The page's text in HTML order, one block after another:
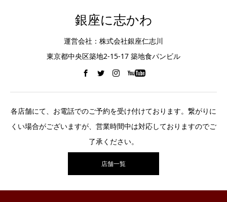
銀座に志かわ
運営会社：株式会社銀座仁志川
東京都中央区築地2-15-17 築地食パンビル
各店舗にて、お電話でのご予約を受け付けております。繋がりに
くい場合がございますが、営業時間中は対応しておりますのでご
了承ください。
店舗一覧